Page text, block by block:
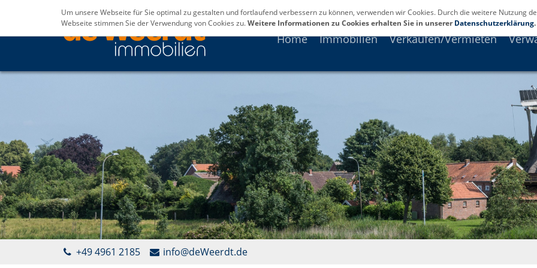
Home Immobilien Verkaufen/Vermieten
+49 4961 2185 info@deWeerdt.de
Um unsere Webseite für Sie optimal zu gestalten und fortlaufend verbessern zu können, verwenden wir Cookies. Durch die weitere Nutzung
Webseite stimmen Sie der Verwendung von Cookies zu.Weitere Informationen zu Cookies erhalten Sie in unsererDatenschutzerklärung.